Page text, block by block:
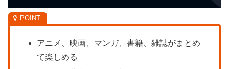
アニメ、映画、マンガ、書籍、雑誌がまとめ
て楽しめる